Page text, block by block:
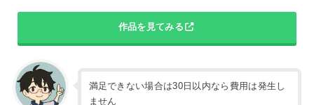
作品を見てみる
満足できない場合は30日以内なら費用は発生し
ません